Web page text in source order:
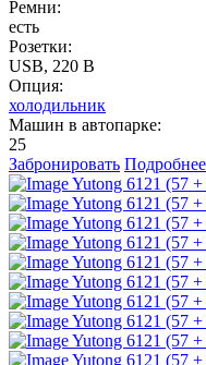
Ремни:
есть
Розетки:
USB, 220 B
Опция:
холодильник
Машин в автопарке:
25
Забронировать Подробнее